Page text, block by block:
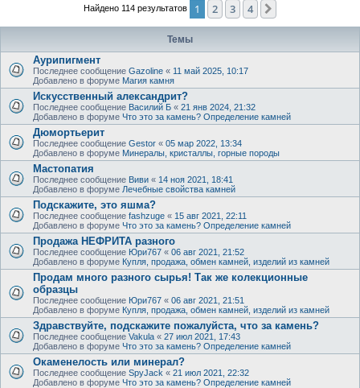
Найдено 114 результатов 1 2 3 4
Темы
Аурипигмент
Последнее сообщение Gazoline « 11 май 2025, 10:17
Добавлено в форуме Магия камня
Искусственный александрит?
Последнее сообщение Василий Б « 21 янв 2024, 21:32
Добавлено в форуме Что это за камень? Определение камней
Дюмортьерит
Последнее сообщение Gestor « 05 мар 2022, 13:34
Добавлено в форуме Минералы, кристаллы, горные породы
Мастопатия
Последнее сообщение Виви « 14 ноя 2021, 18:41
Добавлено в форуме Лечебные свойства камней
Подскажите, это яшма?
Последнее сообщение fashzuge « 15 авг 2021, 22:11
Добавлено в форуме Что это за камень? Определение камней
Продажа НЕФРИТА разного
Последнее сообщение Юри767 « 06 авг 2021, 21:52
Добавлено в форуме Купля, продажа, обмен камней, изделий из камней
Продам много разного сырья! Так же колекционные
образцы
Последнее сообщение Юри767 « 06 авг 2021, 21:51
Добавлено в форуме Купля, продажа, обмен камней, изделий из камней
Здравствуйте, подскажите пожалуйста, что за камень?
Последнее сообщение Vakula « 27 июл 2021, 17:43
Добавлено в форуме Что это за камень? Определение камней
Окаменелость или минерал?
Последнее сообщение SpyJack « 21 июл 2021, 22:32
Добавлено в форуме Что это за камень? Определение камней